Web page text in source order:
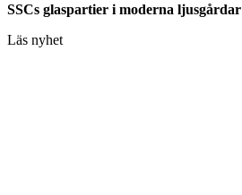
SSCs glaspartier i moderna ljusgårdar
Läs nyhet